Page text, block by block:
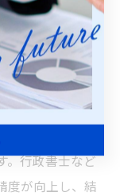
る時期や、制
、追加費用が発
加に対応する
え、初回提出時
。行政書士など
度が向上し、結